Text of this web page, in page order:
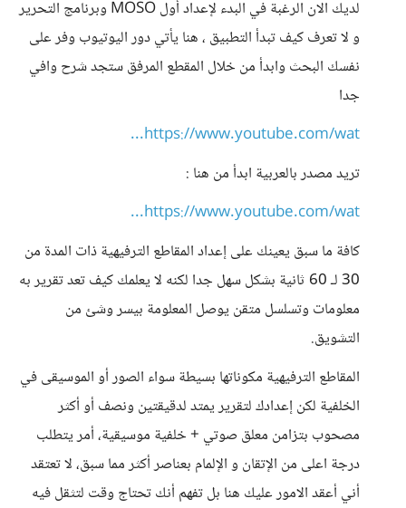
لديك الان الرغبة في البدء لإعداد أول MOSO وبرنامج التحرير
و لا تعرف كيف تبدأ التطبيق ، هنا يأتي دور اليوتيوب وفر على
نفسك البحث وابدأ من خلال المقطع المرفق ستجد شرح وافي
جدا
https://www.youtube.com/wat...
تريد مصدر بالعربية ابدأ من هنا :
https://www.youtube.com/wat...
كافة ما سبق يعينك على إعداد المقاطع الترفيهية ذات المدة من
30 لـ 60 ثانية بشكل سهل جدا لكنه لا يعلمك كيف تعد تقرير به
معلومات وتسلسل متقن يوصل المعلومة بيسر وشئ من
التشويق.
المقاطع الترفيهية مكوناتها بسيطة سواء الصور أو الموسيقى في
الخلفية لكن إعدادك لتقرير يمتد لدقيقتين ونصف أو أكثر
مصحوب بتزامن معلق صوتي + خلفية موسيقية، أمر يتطلب
درجة اعلى من الإتقان و الإلمام بعناصر أكثر مما سبق، لا تعتقد
أني أعقد الامور عليك هنا بل تفهم أنك تحتاج وقت لتثقل فيه